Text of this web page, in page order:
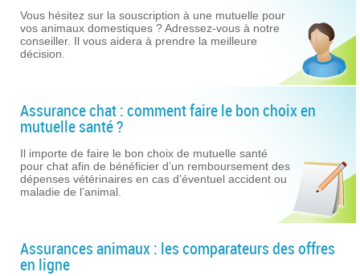
Vous hésitez sur la souscription à une mutuelle pour
vos animaux domestiques ? Adressez-vous à notre
conseiller. Il vous aidera à prendre la meilleure
décision.
Assurance chat : comment faire le bon choix en
mutuelle santé ?
Il importe de faire le bon choix de mutuelle santé
pour chat afin de bénéficier d’un remboursement des
dépenses vétérinaires en cas d’éventuel accident ou
maladie de l’animal.
Assurances animaux : les comparateurs des offres
en ligne